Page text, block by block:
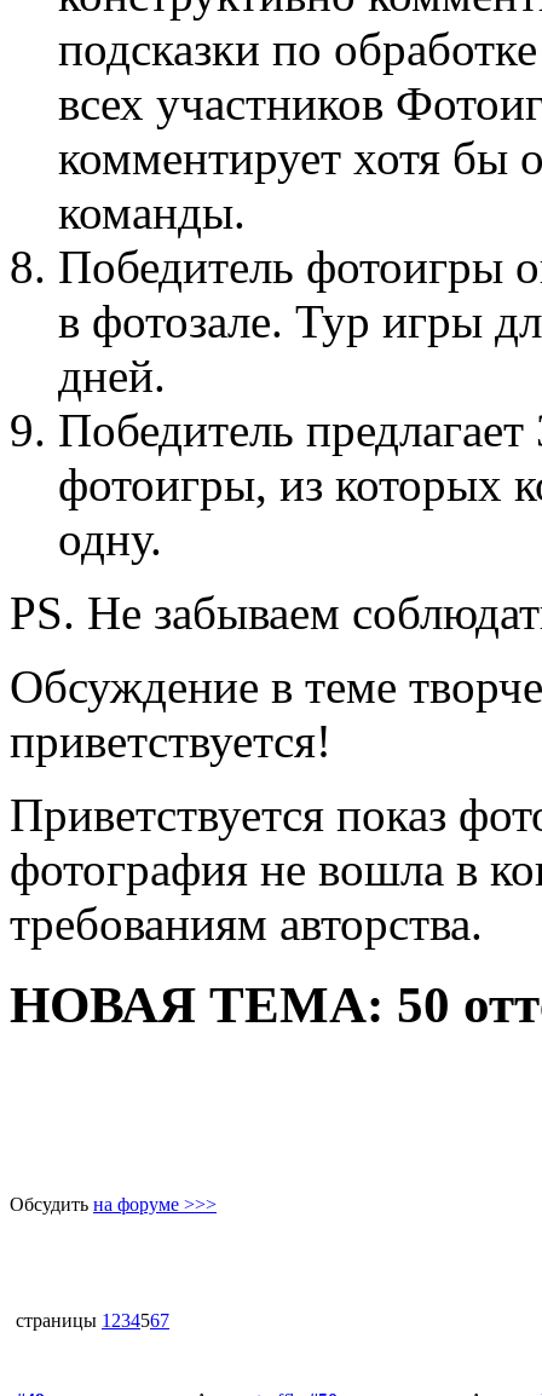
подсказки по
всех участников
комментирует хотя бы
команды.
Победитель фотоигры
в фотозале. Тур игры
дней.
Победитель
фотоигры, из которых
одну.
PS. Не забываем
Обсуждение в теме
приветствуется!
Приветствуется показ
фотография не вошла в
требованиям авторства.
НОВАЯ ТЕМА: 50
Обсудить на форуме >>>
страницы 1 234567